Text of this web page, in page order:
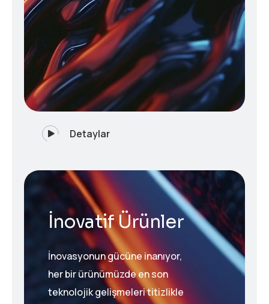
Detaylar
İnovatif Ürünler
İnovasyonun gücüne inanıyor,
her bir ürünümüzde en son
teknolojik gelişmeleri titizlikle